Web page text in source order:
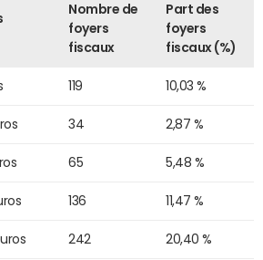
Nombre de
foyers
fiscaux
Part des
foyers
fiscaux (%)
119 10,03 %
34 2,87 %
65 5,48 %
136 11,47 %
242 20,40 %